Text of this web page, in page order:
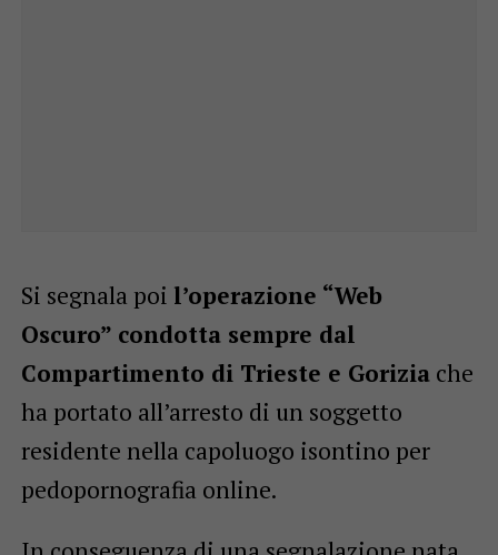
Si segnala poi l’operazione “Web
Oscuro” condotta sempre dal
Compartimento di Trieste e Goriziache
ha portato all’arresto di un soggetto
residente nella capoluogo isontino per
pedopornografia online.